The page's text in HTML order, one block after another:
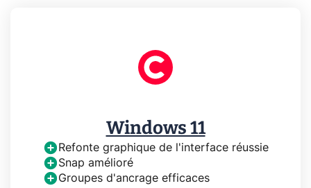
Windows 11
Refonte graphique de l'interface réussie
Snap amélioré
Groupes d'ancrage efficaces